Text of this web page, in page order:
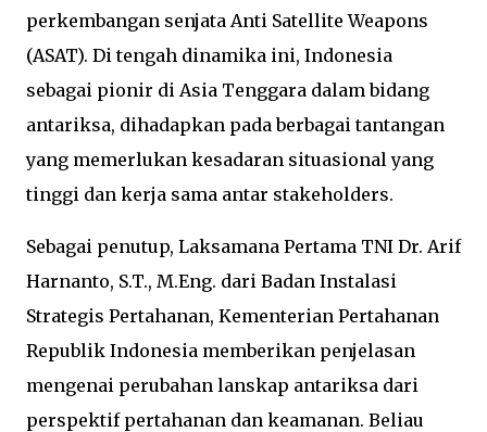
perkembangan senjata Anti Satellite Weapons
(ASAT). Di tengah dinamika ini, Indonesia
sebagai pionir di Asia Tenggara dalam bidang
antariksa, dihadapkan pada berbagai tantangan
yang memerlukan kesadaran situasional yang
tinggi dan kerja sama antar stakeholders.
Sebagai penutup, Laksamana Pertama TNI Dr. Arif
Harnanto, S.T., M.Eng. dari Badan Instalasi
Strategis Pertahanan, Kementerian Pertahanan
Republik Indonesia memberikan penjelasan
mengenai perubahan lanskap antariksa dari
perspektif pertahanan dan keamanan. Beliau